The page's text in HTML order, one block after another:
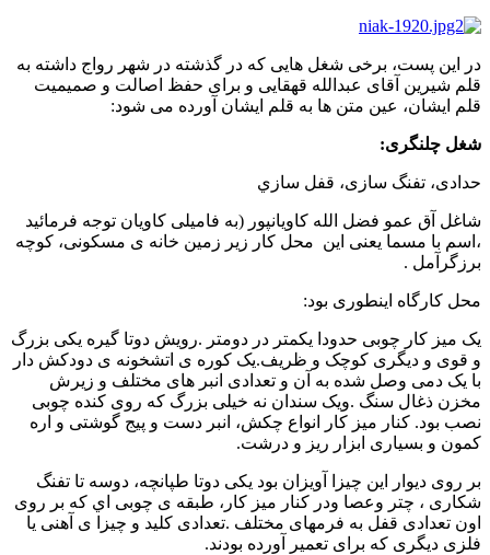
در این پست، برخی شغل هایی که در گذشته در شهر رواج داشته به
قلم شیرین آقای عبدالله قهقایی و برای حفظ اصالت و صمیمیت
قلم ایشان، عین متن ها به قلم ایشان آورده می شود:
شغل چلنگری:
حدادی، تفنگ سازی، قفل سازي
شاغل آق عمو فضل الله کاویانپور (به فامیلی کاویان توجه فرمائید
،اسم با مسما یعنی این محل کار زیر زمین خانه ی مسکونی، كوچه
برزگرآمل .
محل کارگاه اینطوری بود:
یک میز کار چوبی حدودا یکمتر در دومتر .رویش دوتا گیره یکی بزرگ
و قوی و دیگری کوچک و ظریف.یک کوره ی اتشخونه ی دودکش دار
با یک دمی وصل شده به آن و تعدادی انبر های مختلف و زیرش
مخزن ذغال سنگ .ویک سندان نه خیلی بزرگ که روی کنده چوبی
نصب بود. کنار میز کار انواع چکش، انبر دست و پیج گوشتی و اره
کمون و بسیاری ابزار ریز و درشت.
بر روی دیوار این چیزا آویزان بود یکی دوتا طپانچه، دوسه تا تفنگ
شکاری ، چتر وعصا ودر کنار میز کار، طبقه ی چوبی اي که بر روی
اون تعدادی قفل به فرمهای مختلف .تعدادی کلید و چیزا ی آهنی یا
فلزی دیگری که برای تعمیر آورده بودند.